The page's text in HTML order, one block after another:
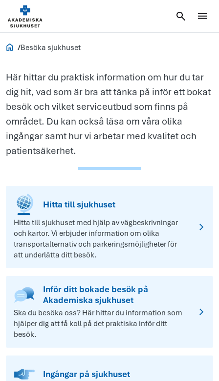
Akademiska.se
Besöka sjukhuset
sjukhuset
Här hittar du praktisk information om hur du tar
dig hit, vad som är bra att tänka på inför ett bokat
besök och vilket serviceutbud som finns på
området. Du kan också läsa om våra olika
ingångar samt hur vi arbetar med kvalitet och
patientsäkerhet.
Hitta till sjukhuset
Hitta till sjukhuset med hjälp av vägbeskrivningar
och kartor. Vi erbjuder information om olika
transportalternativ och parkeringsmöjligheter för
att underlätta ditt besök.
Inför ditt bokade besök på
Akademiska sjukhuset
Ska du besöka oss? Här hittar du information som
hjälper dig att få koll på det praktiska inför ditt
besök.
Ingångar på sjukhuset